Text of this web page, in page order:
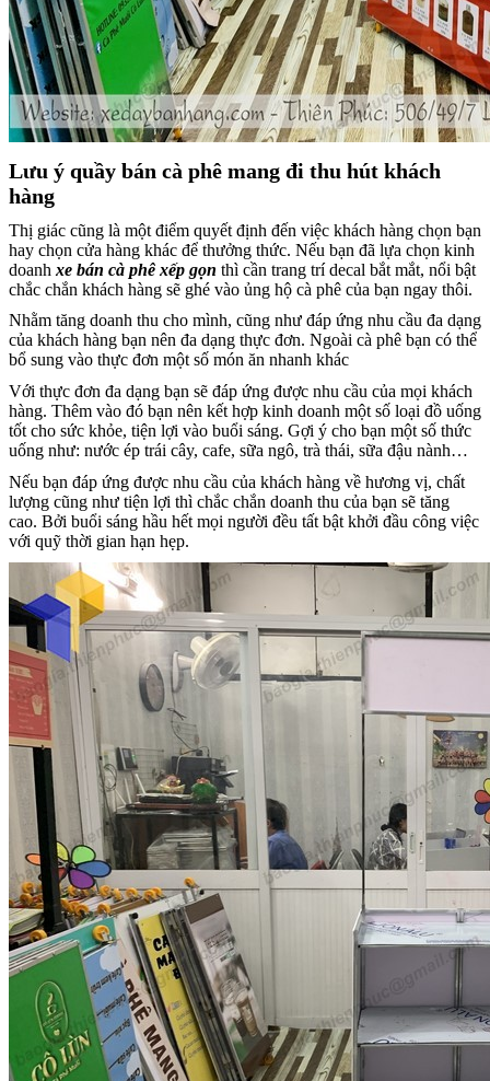
Lưu ý quầy bán cà phê mang đi thu hút khách
hàng
Thị giác cũng là một điểm quyết định đến việc khách hàng chọn bạn
hay chọn cửa hàng khác để thưởng thức. Nếu bạn đã lựa chọn kinh
doanh xe bán cà phê xếp gọn thì cần trang trí decal bắt mắt, nổi bật
chắc chắn khách hàng sẽ ghé vào ủng hộ cà phê của bạn ngay thôi.
Nhằm tăng doanh thu cho mình, cũng như đáp ứng nhu cầu đa dạng
của khách hàng bạn nên đa dạng thực đơn. Ngoài cà phê bạn có thể
bổ sung vào thực đơn một số món ăn nhanh khác
Với thực đơn đa dạng bạn sẽ đáp ứng được nhu cầu của mọi khách
hàng. Thêm vào đó bạn nên kết hợp kinh doanh một số loại đồ uống
tốt cho sức khỏe, tiện lợi vào buổi sáng. Gợi ý cho bạn một số thức
uống như: nước ép trái cây, cafe, sữa ngô, trà thái, sữa đậu nành…
Nếu bạn đáp ứng được nhu cầu của khách hàng về hương vị, chất
lượng cũng như tiện lợi thì chắc chắn doanh thu của bạn sẽ tăng
cao. Bởi buổi sáng hầu hết mọi người đều tất bật khởi đầu công việc
với quỹ thời gian hạn hẹp.